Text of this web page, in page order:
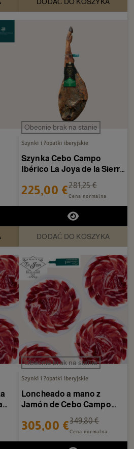
Obecnie brak na stanie
Szynki i ?opatki iberyjskie
Szynka Cebo Campo
Ibérico La Joya de la Sierra
225,00 €281,25 €
Cena normalna
DODAĆ DO KOSZYKA
Obecnie brak na stanie
Szynki i ?opatki iberyjskie
Loncheado a mano z
Jamón de Cebo Campo
Sierra...
305,00 €349,80 €
Cena normalna